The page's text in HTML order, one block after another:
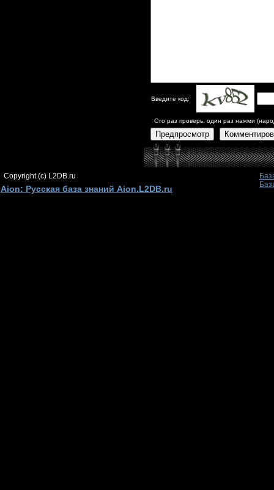
Введите код:
Сто раз проверь, один раз нажми
Предпросмотр
Copyright (c) L2DB.ru
Aion: Русская база знаний Aion.L2DB.ru